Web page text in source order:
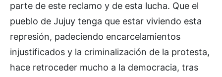
parte de este reclamo y de esta lucha. Que el
pueblo de Jujuy tenga que estar viviendo esta
represión, padeciendo encarcelamientos
injustificados y la criminalización de la protesta,
hace retroceder mucho a la democracia, tras